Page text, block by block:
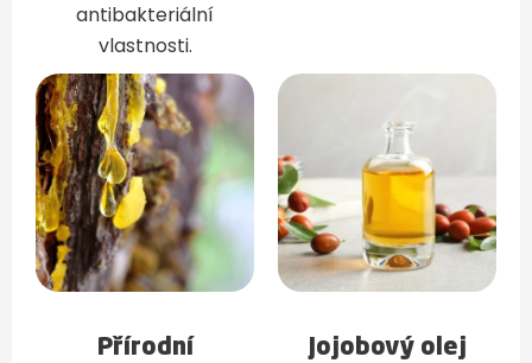
antibakteriální
vlastnosti.
Přírodní
Jojobový olej